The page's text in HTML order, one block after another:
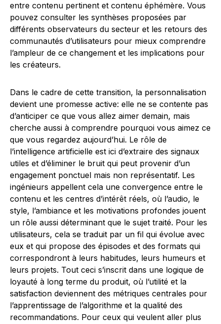
entre contenu pertinent et contenu éphémère. Vous
pouvez consulter les synthèses proposées par
différents observateurs du secteur et les retours des
communautés d’utilisateurs pour mieux comprendre
l’ampleur de ce changement et les implications pour
les créateurs.
Dans le cadre de cette transition, la personnalisation
devient une promesse active: elle ne se contente pas
d’anticiper ce que vous allez aimer demain, mais
cherche aussi à comprendre pourquoi vous aimez ce
que vous regardez aujourd’hui. Le rôle de
l’intelligence artificielle est ici d’extraire des signaux
utiles et d’éliminer le bruit qui peut provenir d’un
engagement ponctuel mais non représentatif. Les
ingénieurs appellent cela une convergence entre le
contenu et les centres d’intérêt réels, où l’audio, le
style, l’ambiance et les motivations profondes jouent
un rôle aussi déterminant que le sujet traité. Pour les
utilisateurs, cela se traduit par un fil qui évolue avec
eux et qui propose des épisodes et des formats qui
correspondront à leurs habitudes, leurs humeurs et
leurs projets. Tout ceci s’inscrit dans une logique de
loyauté à long terme du produit, où l’utilité et la
satisfaction deviennent des métriques centrales pour
l’apprentissage de l’algorithme et la qualité des
recommandations. Pour ceux qui veulent aller plus